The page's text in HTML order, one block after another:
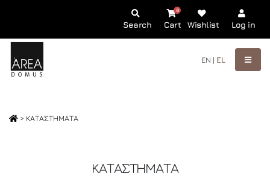
Search Cart
0
Wishlist Log in
EN | EL
> ΚΑΤΑΣΤΗΜΑΤΑ
ΚΑΤΑΣΤΗΜΑΤΑ